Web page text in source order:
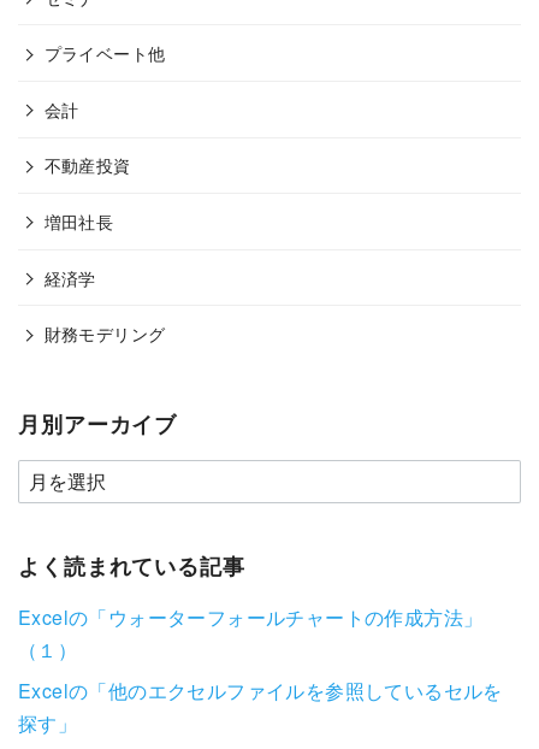
プライベート他
会計
不動産投資
増田社長
経済学
財務モデリング
月別アーカイブ
よく読まれている記事
Excelの「ウォーターフォールチャートの作成方法」
（１）
Excelの「他のエクセルファイルを参照しているセルを
探す」